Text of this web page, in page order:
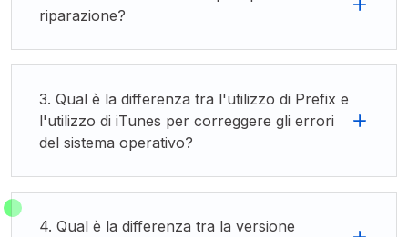
riparazione?
3. Qual è la differenza tra l'utilizzo di Prefix e
l'utilizzo di iTunes per correggere gli errori
del sistema operativo?
4. Qual è la differenza tra la versione